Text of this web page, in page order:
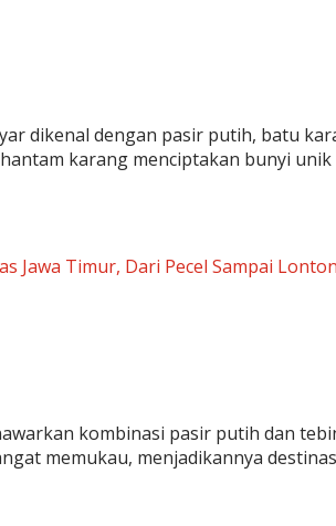
dikenal dengan pasir putih, batu
karang menciptakan bunyi
Jawa Timur, Dari Pecel Sampai
kombinasi pasir putih dan
memukau, menjadikannya